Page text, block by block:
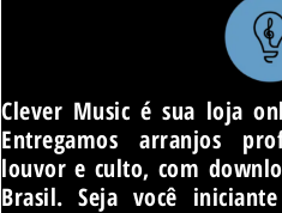
Clever Music é sua loja
Entregamos arranjos
louvor e culto, com
Brasil. Seja você